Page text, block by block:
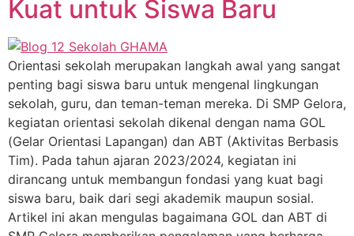
Kuat untuk Siswa Baru
Orientasi sekolah merupakan langkah awal yang sangat
penting bagi siswa baru untuk mengenal lingkungan
sekolah, guru, dan teman-teman mereka. Di SMP Gelora,
kegiatan orientasi sekolah dikenal dengan nama GOL
(Gelar Orientasi Lapangan) dan ABT (Aktivitas Berbasis
Tim). Pada tahun ajaran 2023/2024, kegiatan ini
dirancang untuk membangun fondasi yang kuat bagi
siswa baru, baik dari segi akademik maupun sosial.
Artikel ini akan mengulas bagaimana GOL dan ABT di